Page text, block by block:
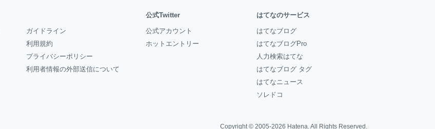
ガイドライン
利用規約
プライバシーポリシー
利用者情報の外部送信について
公式Twitter
公式アカウント
ホットエントリー
はてなのサービス
はてなブログ
はてなブログPro
人力検索はてな
はてなブログ タグ
はてなニュース
ソレドコ
Copyright © 2005-2026 Hatena. All Rights Reserved.